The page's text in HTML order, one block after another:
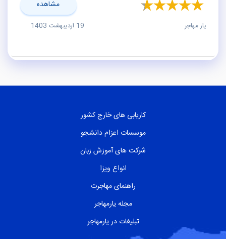
مشاهده
یار مهاجر 19 اردیبهشت 1403
کاریابی های خارج کشور
موسسات اعزام دانشجو
شرکت های آموزش زبان
انواع ویزا
راهنمای مهاجرت
مجله یارمهاجر
تبلیغات در یارمهاجر